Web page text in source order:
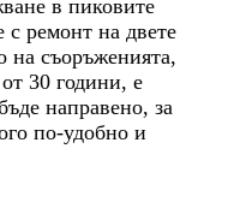
в пиковите
с ремонт на двете
на съоръженията,
30 години, е
направено, за
по-удобно и